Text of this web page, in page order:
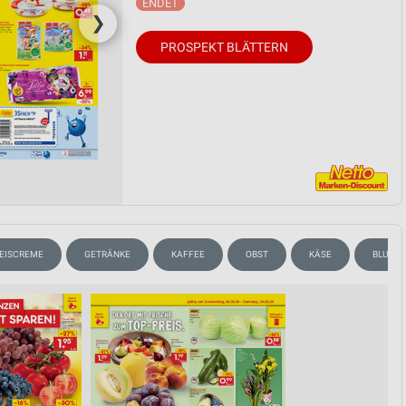
❯
PROSPEKT BLÄTTERN
EISCREME GETRÄNKE KAFFEE OBST KÄSE BLUMEN